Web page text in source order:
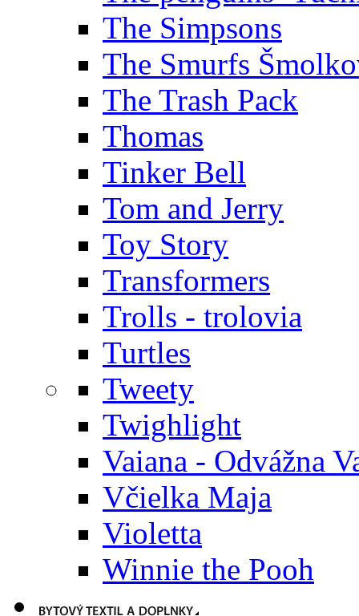
The Simpsons
The Smurfs
The Trash Pack
Thomas
Tinker Bell
Tom and Jerry
Toy Story
Transformers
Trolls - trolovia
Turtles
Tweety
Twighlight
Vaiana - Odvážna
Včielka Maja
Violetta
Winnie the Pooh